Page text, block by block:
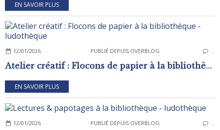
EN SAVOIR PLUS
12/01/2026 PUBLIÉ DEPUIS OVERBLOG …
Atelier créatif : Flocons de papier à la bibliothèque - ludothèque
EN SAVOIR PLUS
12/01/2026 PUBLIÉ DEPUIS OVERBLOG …